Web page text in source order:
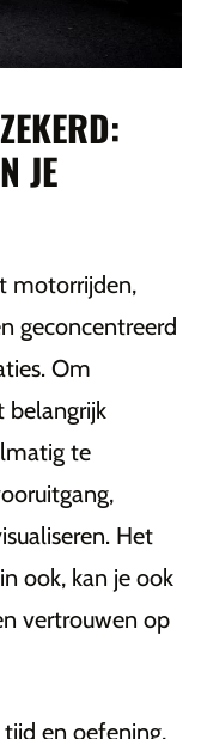
JE
motorrijden,
geconcentreerd
Om
belangrijk
te
Het
ook, kan je ook
vertrouwen op
en oefening,